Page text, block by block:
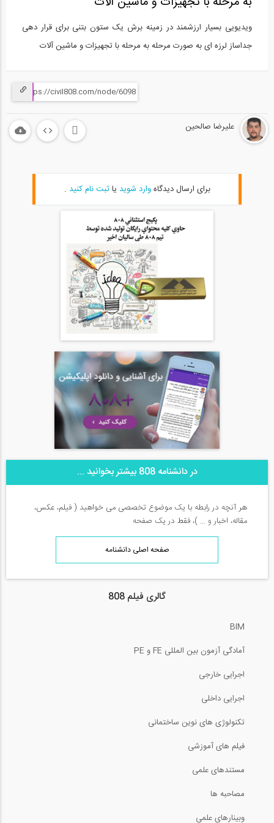
ویدیویی بسیار ارزشمند در زمینه برش یک ستون بتنی برای قرار دهی
جداساز لرزه ای به صورت مرحله به مرحله با تجهیزات و ماشین آلات
علیرضا صالحین
برای ارسال دیدگاهوارد شوید یاثبت نام کنید .
در دانشنامه 808 بیشتر بخوانید ...
هر آنچه در رابطه با یک موضوع تخصصی می خواهید ( فیلم، عکس،
مقاله، اخبار و ... )، فقط در یک صفحه
صفحه اصلی دانشنامه
گالری فیلم 808
BIM
آمادگی آزمون بین المللی FE و PE
اجرایی خارجی
اجرایی داخلی
تکنولوژی های نوین ساختمانی
فیلم های آموزشی
مستندهای علمی
مصاحبه ها
وبینارهای علمی